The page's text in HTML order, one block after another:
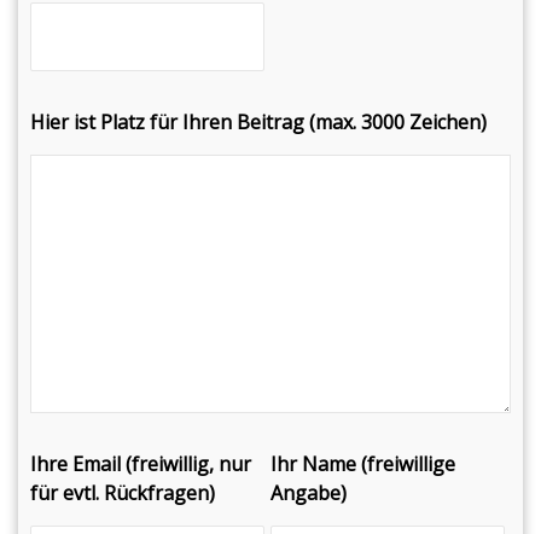
Hier ist Platz für Ihren Beitrag (max. 3000 Zeichen)
Ihre Email (freiwillig, nur
für evtl. Rückfragen)
Ihr Name (freiwillige
Angabe)